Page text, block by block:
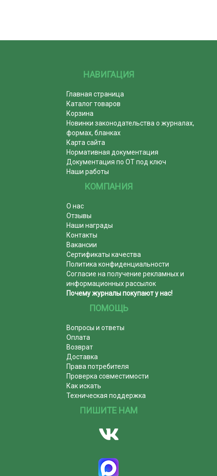
НАВИГАЦИЯ
Главная страница
Каталог товаров
Корзина
Новинки законодательства о журналах,
формах, бланках
Карта сайта
Нормативная документация
Документация по ОТ под ключ
Наши работы
КОМПАНИЯ
О нас
Отзывы
Наши награды
Контакты
Вакансии
Сертификаты качества
Политика конфиденциальности
Согласие на получение рекламных и
информационных рассылок
Почему журналы покупают у нас!
ПОМОЩЬ
Вопросы и ответы
Оплата
Возврат
Доставка
Права потребителя
Проверка совместимости
Как искать
Техническая поддержка
ПИШИТЕ НАМ